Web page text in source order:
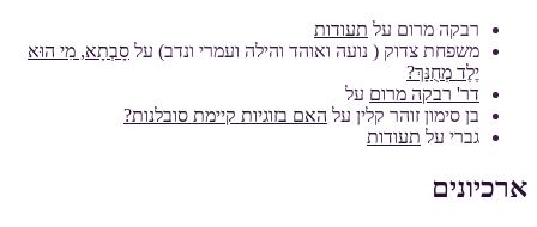
רבקה מרום על תעודות
משפחת צדוק ( נועה ואוהד והילה ועמרי ונדב) על סָבְתָא, מִי הוּא
יֶלֶד מְחֻנָּךְ?
דר' רבקה מרום על
בן סימון זוהר קלין על האם בזוגיות קיימת סובלנות?
גברי על תעודות
ארכיונים